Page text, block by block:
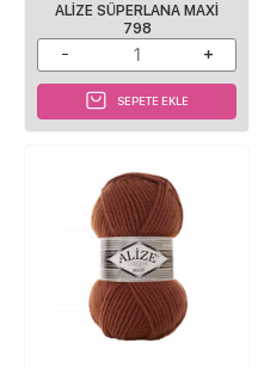
ALIZE SÜPERLANA MAXI
798
SEPETE EKLE